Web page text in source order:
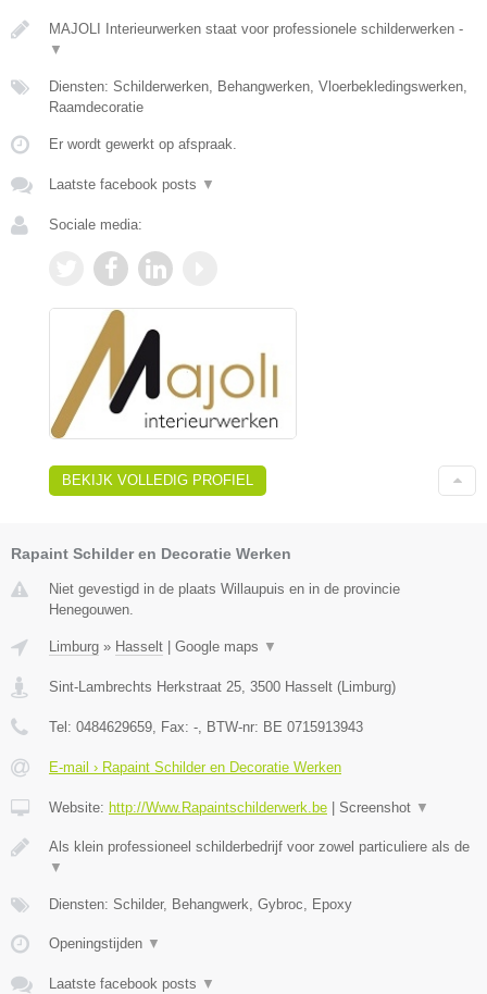
MAJOLI Interieurwerken staat voor professionele schilderwerken -
▼
Diensten: Schilderwerken, Behangwerken, Vloerbekledingswerken,
Raamdecoratie
Er wordt gewerkt op afspraak.
Laatste facebook posts ▼
Sociale media:
BEKIJK VOLLEDIG PROFIEL
Rapaint Schilder en Decoratie Werken
Niet gevestigd in de plaats Willaupuis en in de provincie
Henegouwen.
Limburg » Hasselt Google maps ▼
Sint-Lambrechts Herkstraat 25, 3500 Hasselt (Limburg)
Tel: 0484629659, Fax: -, BTW-nr: BE 0715913943
E-mail › Rapaint Schilder en Decoratie Werken
Website: http://Www.Rapaintschilderwerk.be Screenshot ▼
Als klein professioneel schilderbedrijf voor zowel particuliere als de
▼
Diensten: Schilder, Behangwerk, Gybroc, Epoxy
Openingstijden ▼
Laatste facebook posts ▼